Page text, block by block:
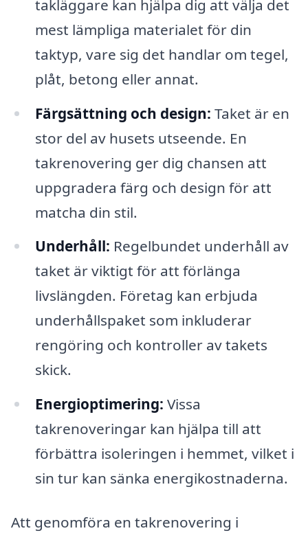
takläggare kan hjälpa dig att välja det
mest lämpliga materialet för din
taktyp, vare sig det handlar om tegel,
plåt, betong eller annat.
Färgsättning och design: Taket är en
stor del av husets utseende. En
takrenovering ger dig chansen att
uppgradera färg och design för att
matcha din stil.
Underhåll: Regelbundet underhåll av
taket är viktigt för att förlänga
livslängden. Företag kan erbjuda
underhållspaket som inkluderar
rengöring och kontroller av takets
skick.
Energioptimering: Vissa
takrenoveringar kan hjälpa till att
förbättra isoleringen i hemmet, vilket i
sin tur kan sänka energikostnaderna.
Att genomföra en takrenovering i